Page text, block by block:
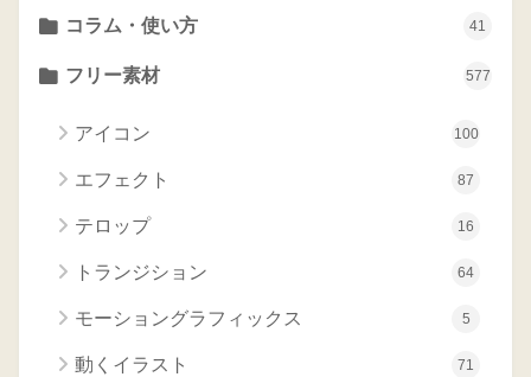
コラム・使い方 41
フリー素材 577
アイコン 100
エフェクト 87
テロップ 16
トランジション 64
モーショングラフィックス 5
動くイラスト 71